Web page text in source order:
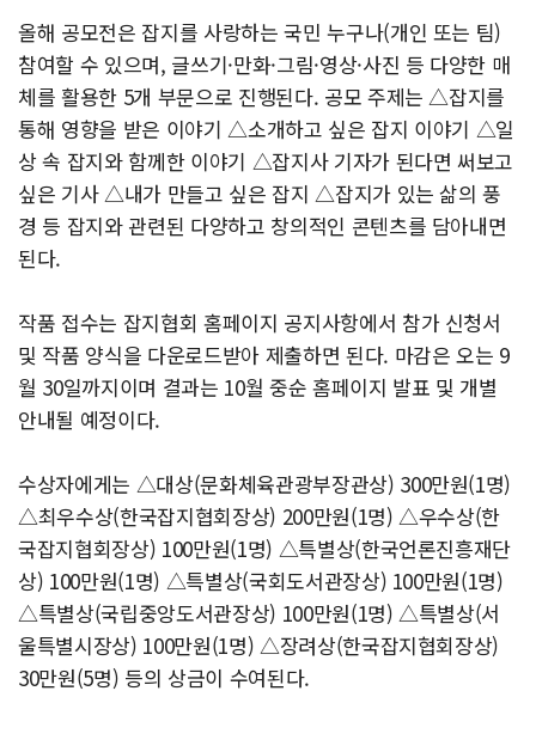
올해 공모전은 잡지를 사랑하는 국민 누구나(개인 또는 팀)
참여할 수 있으며, 글쓰기·만화·그림·영상·사진 등 다양한 매
체를 활용한 5개 부문으로 진행된다. 공모 주제는 △잡지를
통해 영향을 받은 이야기 △소개하고 싶은 잡지 이야기 △일
상 속 잡지와 함께한 이야기 △잡지사 기자가 된다면 써보고
싶은 기사 △내가 만들고 싶은 잡지 △잡지가 있는 삶의 풍
경 등 잡지와 관련된 다양하고 창의적인 콘텐츠를 담아내면
된다.
작품 접수는 잡지협회 홈페이지 공지사항에서 참가 신청서
및 작품 양식을 다운로드받아 제출하면 된다. 마감은 오는 9
월 30일까지이며 결과는 10월 중순 홈페이지 발표 및 개별
안내될 예정이다.
수상자에게는 △대상(문화체육관광부장관상) 300만원(1명)
△최우수상(한국잡지협회장상) 200만원(1명) △우수상(한
국잡지협회장상) 100만원(1명) △특별상(한국언론진흥재단
상) 100만원(1명) △특별상(국회도서관장상) 100만원(1명)
△특별상(국립중앙도서관장상) 100만원(1명) △특별상(서
울특별시장상) 100만원(1명) △장려상(한국잡지협회장상)
30만원(5명) 등의 상금이 수여된다.